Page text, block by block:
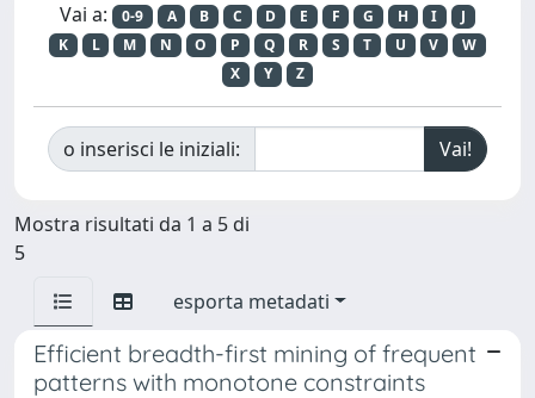
Vai a: 0-9 A B C D E F G H I
J
K
L M N O P Q R S T U V
W
X
Y Z
o inserisci le iniziali:
Mostra risultati da 1 a 5 di
5
esporta metadati
Efficient breadth-first mining of frequent
patterns with monotone constraints